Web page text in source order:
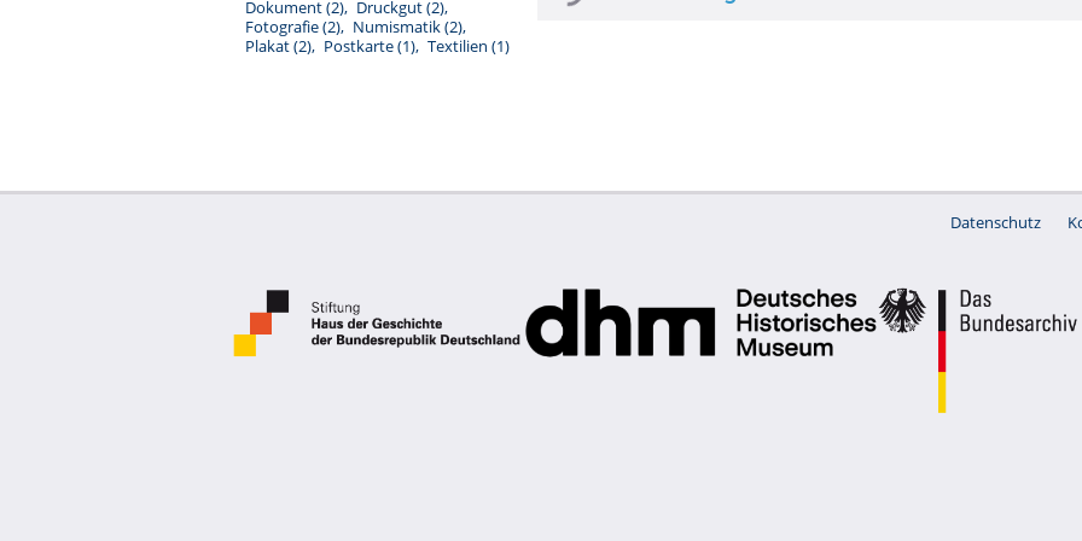
Dokument(2) Druckgut(2)
Fotografie(2) Numismatik(2)
Plakat(2) Postkarte(1) Textilien (1)
Datenschutz